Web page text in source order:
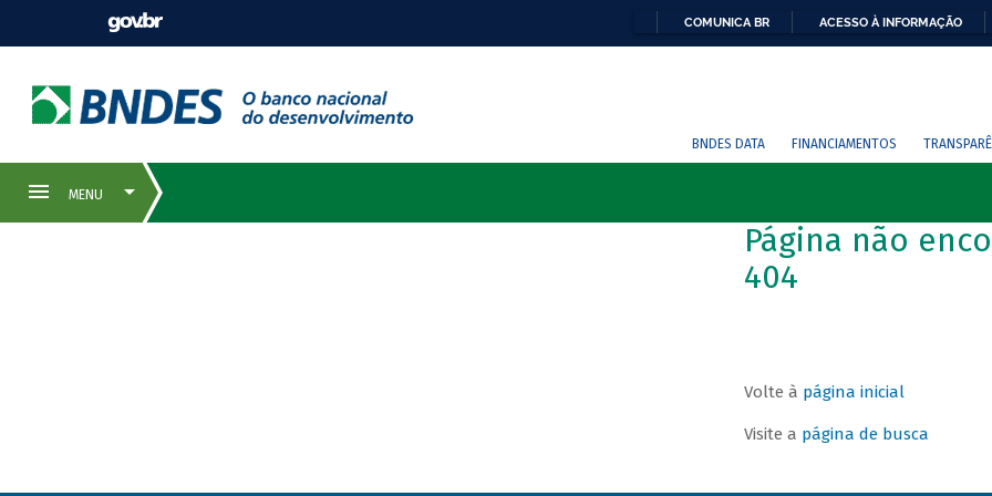
COMUNICA BR ACESSO À INFORMAÇÃO
BNDES DATA FINANCIAMENTOS
Página não
404
Volte à página inicial
Visite a página de busca